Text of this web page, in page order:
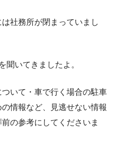
社務所が閉まっていまし
聞いてきましたよ。
いて・車で行く場合の駐車
情報など、見逃せない情報
の参考にしてくださいま